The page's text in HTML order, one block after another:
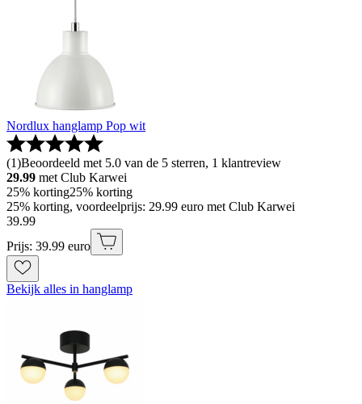
Nordlux hanglamp Pop wit
(1)Beoordeeld met 5.0 van de 5 sterren, 1 klantreview
29.99 met Club Karwei
25% korting25% korting
25% korting, voordeelprijs: 29.99 euro met Club Karwei
39.99
Prijs: 39.99 euro
Bekijk alles in hanglamp